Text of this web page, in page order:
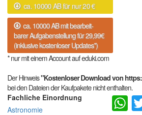
ca. 10000 AB für nur 20 €
ca. 10000 AB mit bearbeit-
barer Aufgabenstellung für 29,99€
(inklusive kostenloser Updates*)
* nur mit einem Account auf eduki.com
Der Hinweis"Kostenloser Download von
bei den Dateien der Kaufpakete nicht enthalten.
Fachliche Einordnung
Astronomie